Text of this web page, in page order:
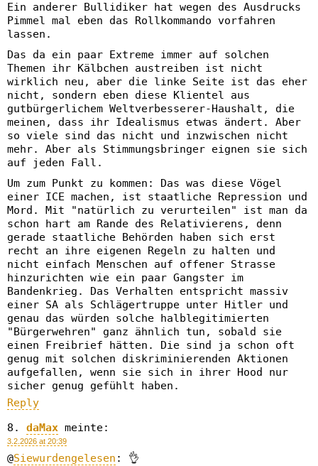
Ein anderer Bullidiker hat wegen des Ausdrucks
Pimmel mal eben das Rollkommando vorfahren
lassen.
Das da ein paar Extreme immer auf solchen
Themen ihr Kälbchen austreiben ist nicht
wirklich neu, aber die linke Seite ist das eher
nicht, sondern eben diese Klientel aus
gutbürgerlichem Weltverbesserer-Haushalt, die
meinen, dass ihr Idealismus etwas ändert. Aber
so viele sind das nicht und inzwischen nicht
mehr. Aber als Stimmungsbringer eignen sie sich
auf jeden Fall.
Um zum Punkt zu kommen: Das was diese Vögel
einer ICE machen, ist staatliche Repression und
Mord. Mit "natürlich zu verurteilen" ist man da
schon hart am Rande des Relativierens, denn
gerade staatliche Behörden haben sich erst
recht an ihre eigenen Regeln zu halten und
nicht einfach Menschen auf offener Strasse
hinzurichten wie ein paar Gangster im
Bandenkrieg. Das Verhalten entspricht massiv
einer SA als Schlägertruppe unter Hitler und
genau das würden solche halblegitimierten
"Bürgerwehren" ganz ähnlich tun, sobald sie
einen Freibrief hätten. Die sind ja schon oft
genug mit solchen diskriminierenden Aktionen
aufgefallen, wenn sie sich in ihrer Hood nur
sicher genug gefühlt haben.
Reply
daMax meinte:
3.2.2026 at 20:39
@Siewurdengelesen : 👌